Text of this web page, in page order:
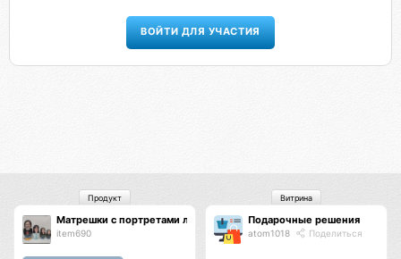
ВОЙТИ ДЛЯ УЧАСТИЯ
Матрешки с портретами людей по фотографиям
item690
Продукт
Подарочные решения
atom1018 Поделиться
Витрина